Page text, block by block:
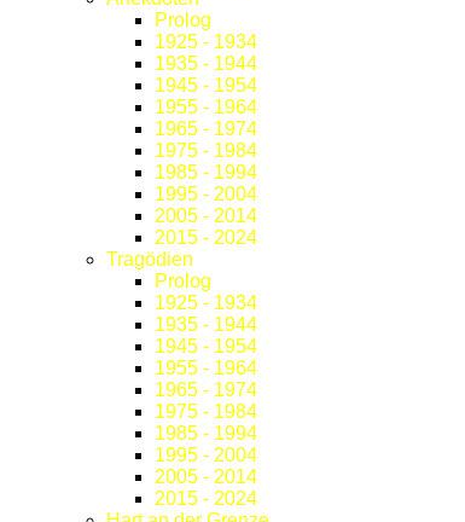
Prolog
1925 - 1934
1935 - 1944
1945 - 1954
1955 - 1964
1965 - 1974
1975 - 1984
1985 - 1994
1995 - 2004
2005 - 2014
2015 - 2024
Tragödien
Prolog
1925 - 1934
1935 - 1944
1945 - 1954
1955 - 1964
1965 - 1974
1975 - 1984
1985 - 1994
1995 - 2004
2005 - 2014
2015 - 2024